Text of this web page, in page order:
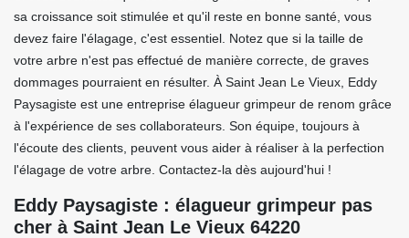
sa croissance soit stimulée et qu'il reste en bonne santé, vous
devez faire l'élagage, c'est essentiel. Notez que si la taille de
votre arbre n'est pas effectué de manière correcte, de graves
dommages pourraient en résulter. À Saint Jean Le Vieux, Eddy
Paysagiste est une entreprise élagueur grimpeur de renom grâce
à l'expérience de ses collaborateurs. Son équipe, toujours à
l'écoute des clients, peuvent vous aider à réaliser à la perfection
l'élagage de votre arbre. Contactez-la dès aujourd'hui !
Eddy Paysagiste : élagueur grimpeur pas
cher à Saint Jean Le Vieux 64220